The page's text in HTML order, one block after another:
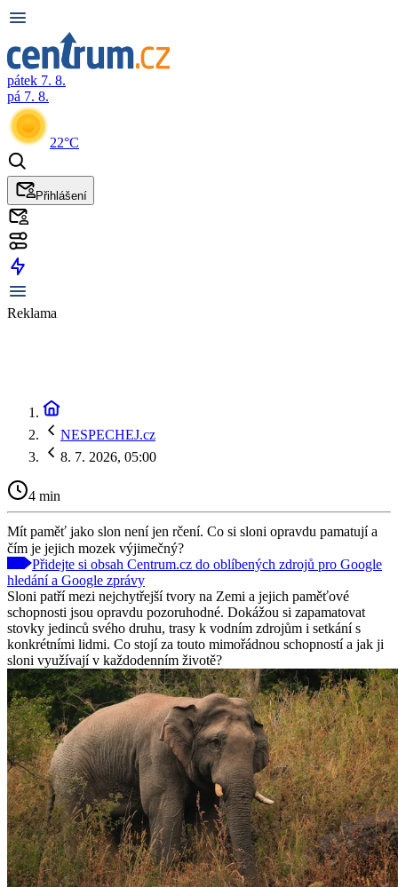
pátek 7. 8.
pá 7. 8.
22°C
Přihlášení
Reklama
NESPECHEJ.cz
8. 7. 2026, 05:00
4 min
Mít paměť jako slon není jen rčení. Co si sloni opravdu pamatují a
čím je jejich mozek výjimečný?
Přidejte si obsah Centrum.cz do oblíbených zdrojů pro Google
hledání a Google zprávy
Sloni patří mezi nejchytřejší tvory na Zemi a jejich paměťové
schopnosti jsou opravdu pozoruhodné. Dokážou si zapamatovat
stovky jedinců svého druhu, trasy k vodním zdrojům i setkání s
konkrétními lidmi. Co stojí za touto mimořádnou schopností a jak ji
sloni využívají v každodenním životě?